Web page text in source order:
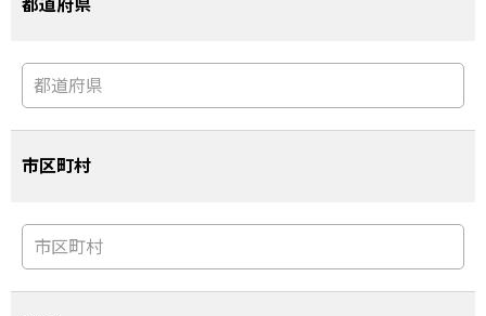
都道府県
市区町村